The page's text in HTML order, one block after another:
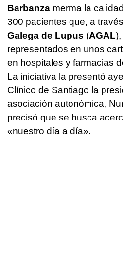
Barbanza merma la
300 pacientes que, a
Galega de Lupus (AGAL
representados en unos
en hospitales y farmacias
La iniciativa la presentó
Clínico de Santiago la
asociación autonómica,
precisó que se busca
«nuestro día a día».